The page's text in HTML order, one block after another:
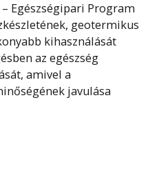
Egészségipari Program
geotermikus
kihasználását
az egészség
amivel a
javulása